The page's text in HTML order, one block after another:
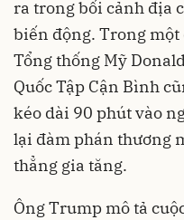
ra trong bối cảnh địa
biến động. Trong
Tổng thống Mỹ
Quốc Tập Cận Bình
kéo dài 90 phút vào
lại đàm phán thương
thẳng gia tăng.
Ông Trump mô tả